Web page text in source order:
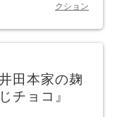
クション
田本家の麹
チョコ』